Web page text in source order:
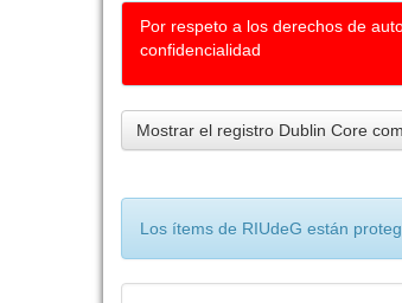
Por respeto a los derechos de
confidencialidad
Mostrar el registro Dublin Core
Los ítems de RIUdeG están